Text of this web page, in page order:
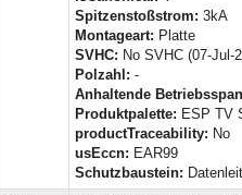
Spitzenstoßstrom: 3kA
Montageart: Platte
SVHC: No SVHC (07-Jul-
Polzahl: -
Anhaltende
Produktpalette: ESP TV
productTraceability: No
usEccn: EAR99
Schutzbaustein: